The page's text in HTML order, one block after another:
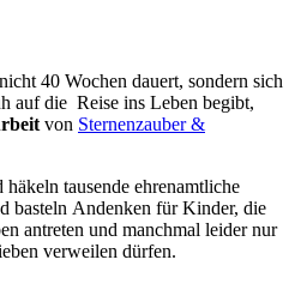
40 Wochen dauert, sondern sich
auf die Reise ins Leben begibt,
von Sternenzauber &
tausende ehrenamtliche
basteln Andenken für Kinder, die
antreten und manchmal leider nur
verweilen dürfen.